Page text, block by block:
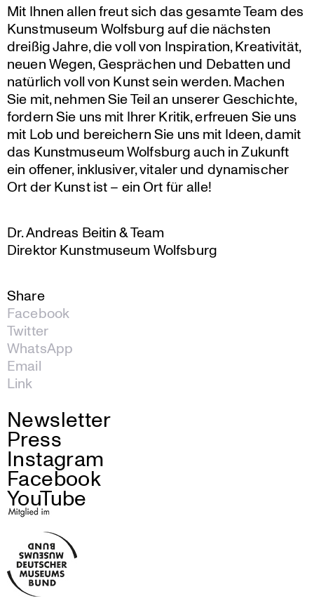
Mit Ihnen allen freut sich das gesamte Team des
Kunst­mu­seum Wolfsburg auf die nächsten
dreißig Jahre, die voll von Inspi­ra­tion, Kreati­vität,
neuen Wegen, Gesprä­chen und Debatten und
natürlich voll von Kunst sein werden. Machen
Sie mit, nehmen Sie Teil an unserer Geschichte,
fordern Sie uns mit Ihrer Kritik, erfreuen Sie uns
mit Lob und berei­chern Sie uns mit Ideen, damit
das Kunst­mu­seum Wolfsburg auch in Zukunft
ein offener, inklu­siver, vitaler und dynami­scher
Ort der Kunst ist – ein Ort für alle!
Dr. Andreas Beitin & Team
Direktor Kunst­mu­seum Wolfsburg
Share
Facebook
Twitter
WhatsApp
Email
Link
Newsletter
Press
Instagram
Facebook
YouTube